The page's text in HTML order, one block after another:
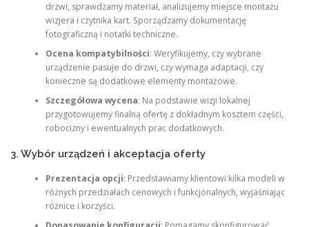
drzwi, sprawdzamy materiał, analizujemy miejsce montażu
wizjera i czytnika kart. Sporządzamy dokumentację
fotograficzną i notatki techniczne.
Ocena kompatybilności: Weryfikujemy, czy wybrane
urządzenie pasuje do drzwi, czy wymaga adaptacji, czy
konieczne są dodatkowe elementy montażowe.
Szczegółowa wycena: Na podstawie wizji lokalnej
przygotowujemy finalną ofertę z dokładnym kosztem części,
robocizny i ewentualnych prac dodatkowych.
3. Wybór urządzeń i akceptacja oferty
Prezentacja opcji: Przedstawiamy klientowi kilka modeli w
różnych przedziałach cenowych i funkcjonalnych, wyjaśniając
różnice i korzyści.